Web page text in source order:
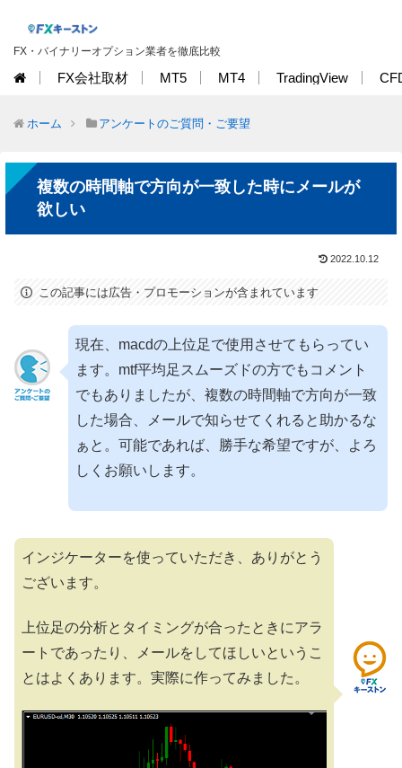
FX・バイナリーオプション業者を徹底比較
FX会社取材 MT5 MT4 TradingView
ホーム アンケートのご質問・ご要望
複数の時間軸で方向が一致した時にメールが
欲しい
2022.10.12
この記事には広告・プロモーションが含まれています
現在、macdの上位足で使用させてもらってい
ます。mtf平均足スムーズドの方でもコメント
でもありましたが、複数の時間軸で方向が一致
した場合、メールで知らせてくれると助かるな
ぁと。可能であれば、勝手な希望ですが、よろ
しくお願いします。
インジケーターを使っていただき、ありがとう
ございます。
上位足の分析とタイミングが合ったときにアラ
ートであったり、メールをしてほしいというこ
とはよくあります。実際に作ってみました。